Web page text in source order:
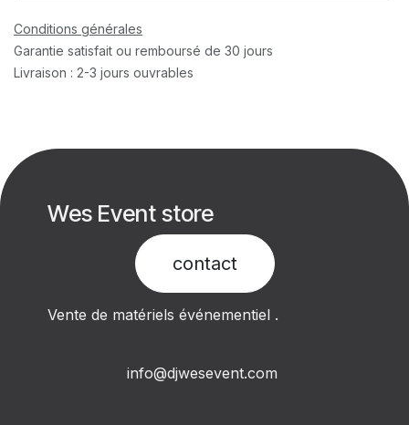
Conditions générales
Garantie satisfait ou remboursé de 30 jours
Livraison : 2-3 jours ouvrables
Wes Event store
contact​
Vente de matériels événementiel .
info@djwesevent.com